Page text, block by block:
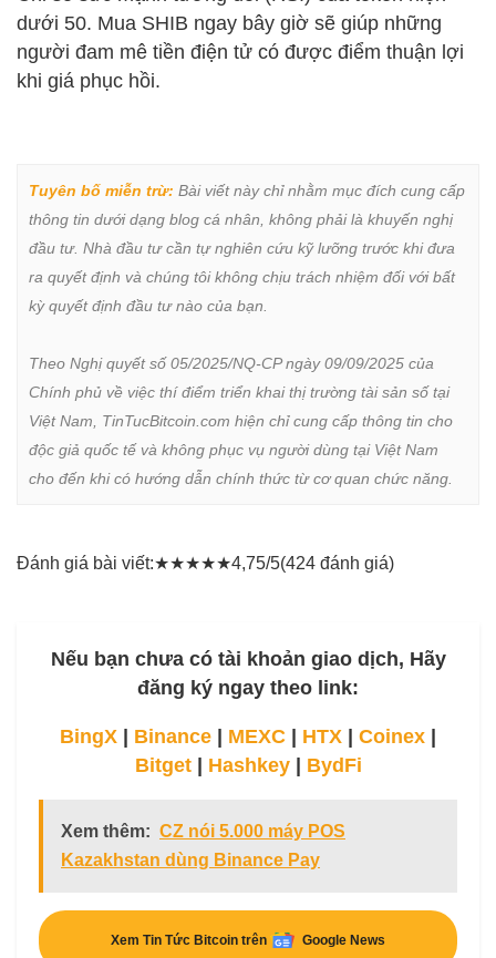
dưới 50. Mua SHIB ngay bây giờ sẽ giúp những
người đam mê tiền điện tử có được điểm thuận lợi
khi giá phục hồi.
Tuyên bố miễn trừ: Bài viết này chỉ nhằm mục đích cung cấp
thông tin dưới dạng blog cá nhân, không phải là khuyến nghị
đầu tư. Nhà đầu tư cần tự nghiên cứu kỹ lưỡng trước khi đưa
ra quyết định và chúng tôi không chịu trách nhiệm đối với bất
kỳ quyết định đầu tư nào của bạn.
Theo Nghị quyết số 05/2025/NQ-CP ngày 09/09/2025 của
Chính phủ về việc thí điểm triển khai thị trường tài sản số tại
Việt Nam, TinTucBitcoin.com hiện chỉ cung cấp thông tin cho
độc giả quốc tế và không phục vụ người dùng tại Việt Nam
cho đến khi có hướng dẫn chính thức từ cơ quan chức năng.
Đánh giá bài viết:★★★★★4,75/5(424 đánh giá)
Nếu bạn chưa có tài khoản giao dịch, Hãy
đăng ký ngay theo link:
BingX | Binance | MEXC | HTX | Coinex |
Bitget| Hashkey| BydFi
Xem thêm: CZ nói 5.000 máy POS
Kazakhstan dùng Binance Pay
Xem Tin Tức Bitcoin trên Google News